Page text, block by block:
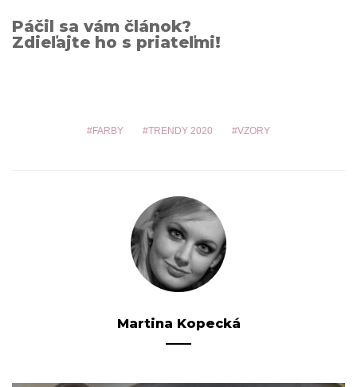
Páčil sa vám článok?
Zdieľajte ho s priateľmi!
FARBY TRENDY 2020 VZORY
Martina Kopecká